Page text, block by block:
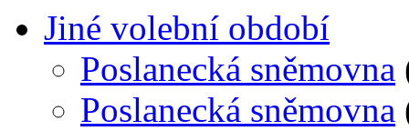
Jiné volební období
Poslanecká sněmovna
Poslanecká sněmovna